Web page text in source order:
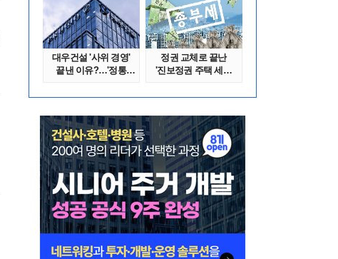
대우건설 '사위 경영'
끝낸 이유?…'정통
정권 교체로 끝난
'진보정권 주택 세금